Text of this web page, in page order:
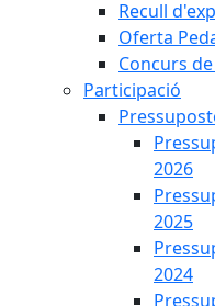
Recull
Oferta
Concurs
Participació
2026
2025
2024